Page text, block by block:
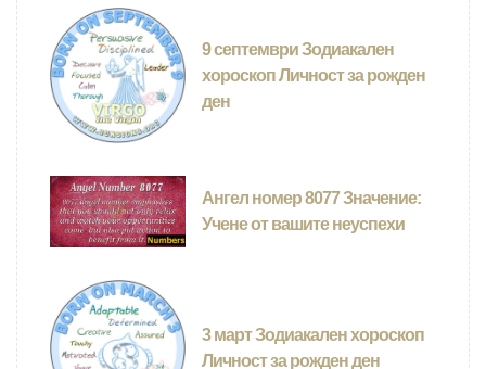
9 септември Зодиакален
хороскоп Личност за рожден
ден
Ангел номер 8077 Значение:
Учене от вашите неуспехи
3 март Зодиакален хороскоп
Личност за рожден ден